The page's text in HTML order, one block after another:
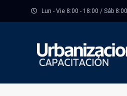
Lun - Vie 8:00 - 18:00 / Sáb